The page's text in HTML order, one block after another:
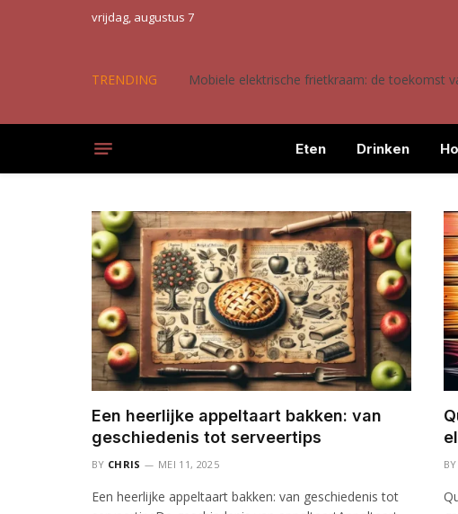
vrijdag, augustus 7
TRENDING Mobiele elektrische frietkraam: de toekomst
Eten Drinken
Een heerlijke appeltaart bakken: van
geschiedenis tot serveertips
BY CHRIS MEI 11, 2025
Een heerlijke appeltaart bakken: van geschiedenis tot
BY